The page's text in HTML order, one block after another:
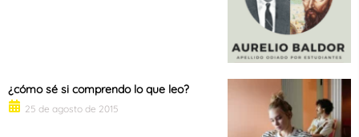
¿cómo sé si comprendo lo que leo?
25 de agosto de 2015